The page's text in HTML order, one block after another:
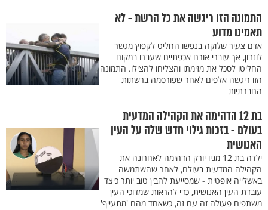
התמונה הזו ריגשה את כל הרשת - לא
תאמינו מדוע
אדם צעיר שלוקה בנפשו החליט לקפוץ מגשר
לונדון, אך עוברי אורח אכפתיים שעברו במקום
החליטו לסכל את מזימתו והצליחו להצילו. התמונה
הזו ריגשה אלפים לאחר שפורסמה ברשתות
החברתיות
בת 12 הדהימה את הקהילה המדעית
בעולם - בזכות גילוי חדש שלה על העין
האנושית
ילדה בת 12 מניו יורק הדהימה לאחרונה את
הקהילה המדעית בעולם, לאחר שהשתמשה
באשלייה אופטית - שמסייעת להבין טוב יותר כיצד
עובדת העין האנושית, כדי להראות שמדוכי העין
משתפים פעולה זה עם זה, כשאחד מהם 'מתעייף'